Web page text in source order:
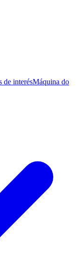
de interésMáquina do